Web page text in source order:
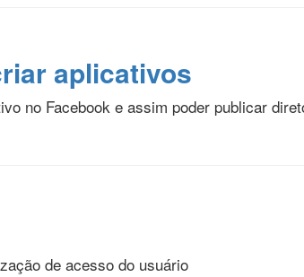
aplicativos
no Facebook e assim poder publicar
de acesso do usuário